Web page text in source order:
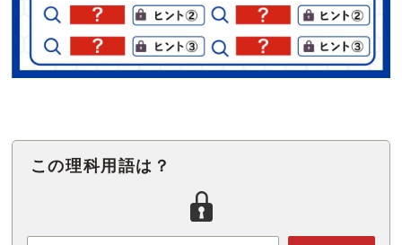
この理科用語は？